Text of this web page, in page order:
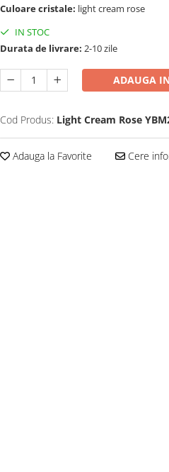
Culoare cristale: light cream rose
IN STOC
Durata de livrare: 2-10 zile
ADAUGA
Cod Produs: Light Cream Rose
Adauga la Favorite Cere